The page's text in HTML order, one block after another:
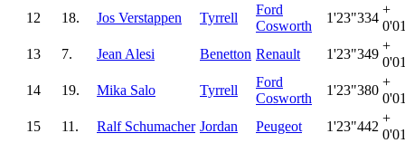
12
18. Jos Verstappen Tyrrell
Ford
Cosworth
1'23"334
+
13
7. Jean Alesi Benetton Renault 1'23"349
+
14
19. Mika Salo Tyrrell
Ford
Cosworth
1'23"380
+
15
11. Ralf Schumacher Jordan Peugeot 1'23"442
+